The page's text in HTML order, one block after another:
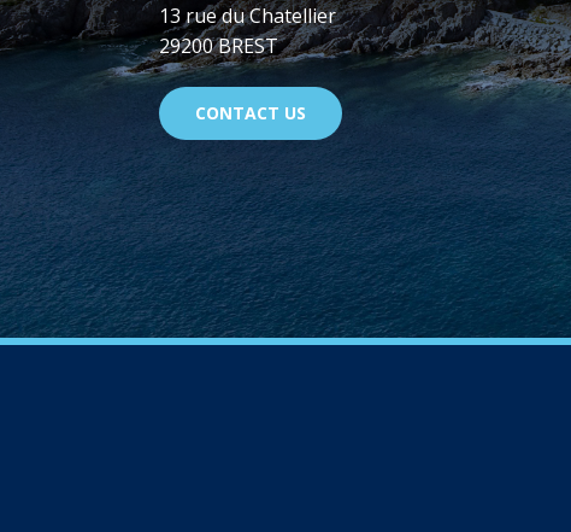
13 rue du Chatellier
29200 BREST
CONTACT US